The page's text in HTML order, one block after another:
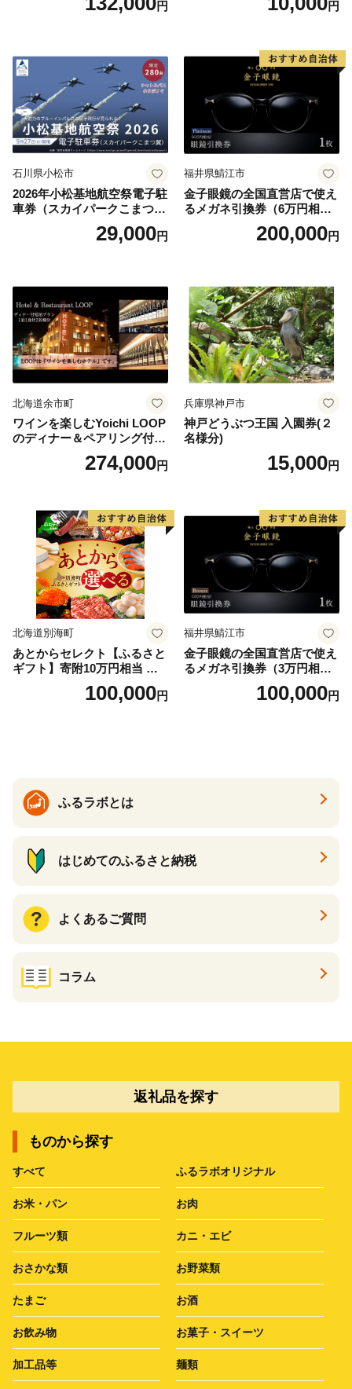
円
円分）【トラベル 観光 旅行円
石川県小松市
2026年小松基地航空祭電子駐
車券（スカイパークこまつ
翼） 駐車場 シャトルバスの
りばすぐ 石川県 小松市
29,000円
福井県鯖江市
金子眼鏡の全国直営店で使え
るメガネ引換券（6万円相
当） Platinum200,000円
北海道余市町
ワインを楽しむYoichi LOOP
のディナー＆ペアリング付宿
泊プラン＜デラックスツイン
274,000円
兵庫県神戸市
神戸どうぶつ王国 入園券(２
名様分)
15,000円
北海道別海町
あとからセレクト【ふるさと
ギフト】寄附10万円相当 あ
とから選べる！ ギフト いく
ら ほたて 海鮮 牛肉 別海町
ギフト ふるさと納税 ）
100,000円
福井県鯖江市
金子眼鏡の全国直営店で使え
るメガネ引換券（3万円相
100,000円
ふるラボとは
はじめてのふるさと納税
よくあるご質問
コラム
返礼品を探す
ものから探す
すべて ふるラボオリジナル
お米・パン お肉
フルーツ類 カニ・エビ
おさかな類 お野菜類
たまご お酒
お飲み物 お菓子・スイーツ
加工品等 麺類